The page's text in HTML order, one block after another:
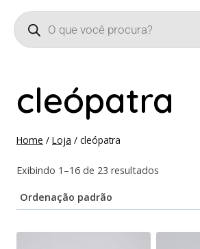
cleópatra
Home / Loja / cleópatra
Exibindo 1–16 de 23 resultados